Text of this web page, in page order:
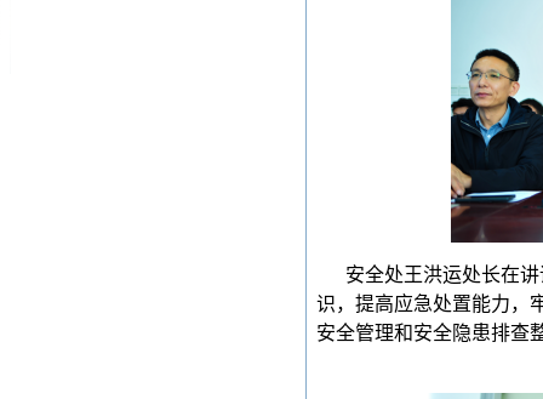
安全处王洪运处长在
识，提高应急处置能力，
安全管理和安全隐患排查